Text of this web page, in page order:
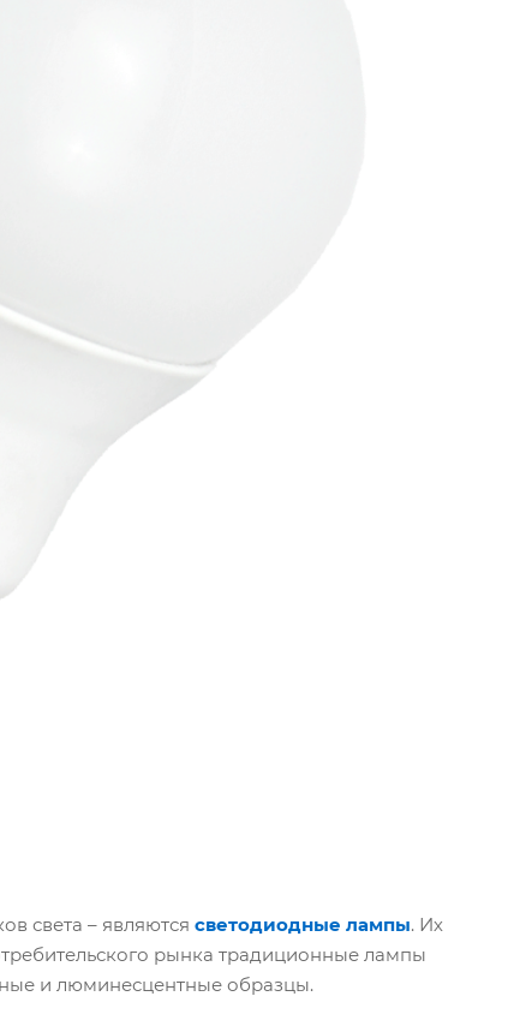
света – являются светодиодные лампы. Их
рынка традиционные лампы
и люминесцентные образцы.